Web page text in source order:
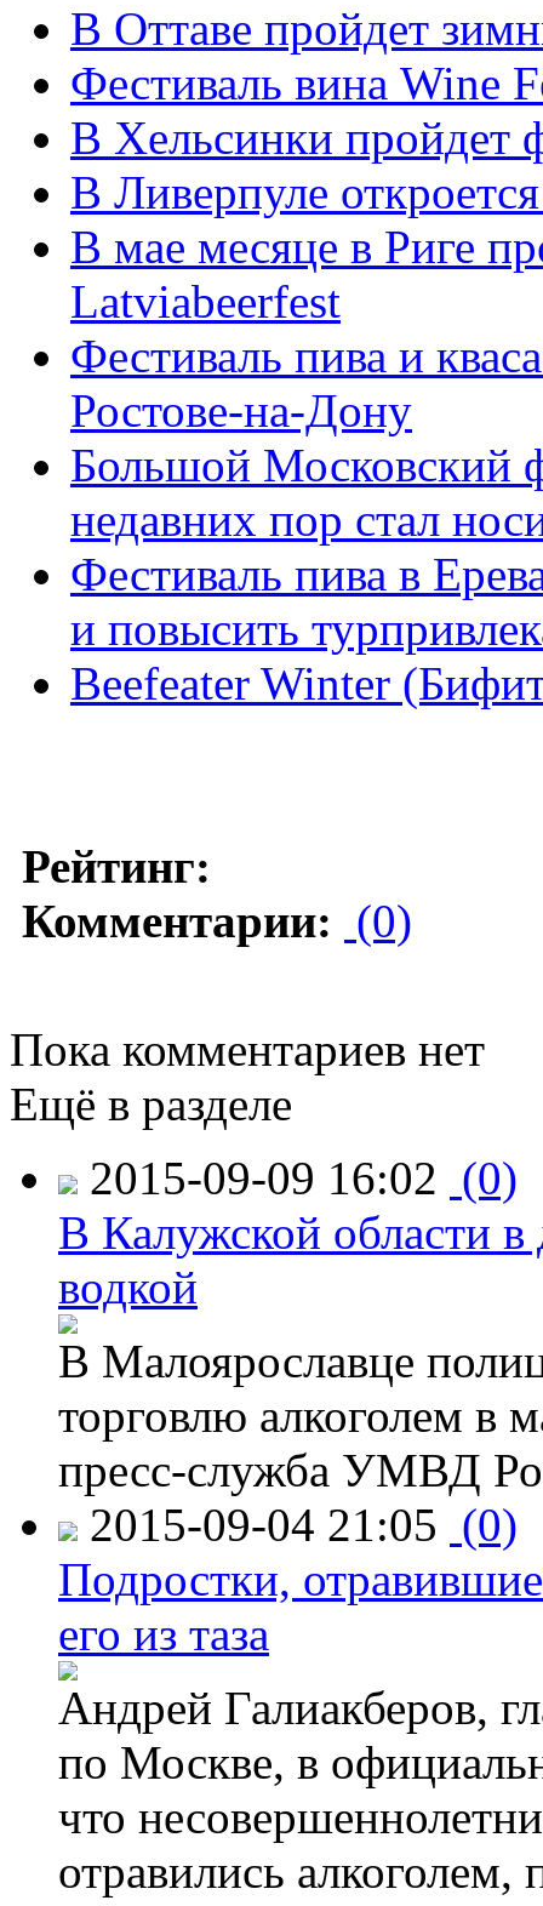
В Оттаве пройдет
Фестиваль вина Wine
В Хельсинки пройдет
В Ливерпуле
В мае месяце в Риге
Latviabeerfest
Фестиваль пива и
Ростове-на-Дону
Большой Московский
недавних пор стал
Фестиваль пива в
и повысить
Beefeater Winter
Рейтинг:
Комментарии: (0)
Пока комментариев нет
Ещё в разделе
2015-09-09 16:02 (0)
В Калужской области в
водкой
В Малоярославце
торговлю алкоголем в
пресс-служба УМВД
2015-09-04 21:05 (0)
Подростки,
его из таза
Андрей Галиакберов,
по Москве, в
что
отравились